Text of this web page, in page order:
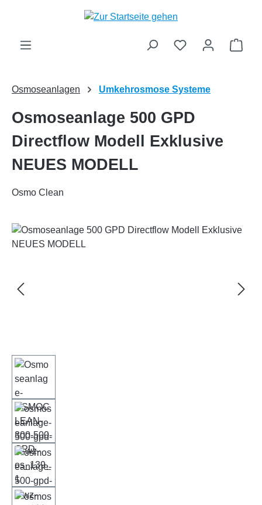
Zum Hauptinhalt springen
Osmoseanlagen Umkehrosmose Systeme
Osmoseanlage 500 GPD
Directflow Modell Exklusive
NEUES MODELL
Osmo Clean
Bildergalerie überspringen